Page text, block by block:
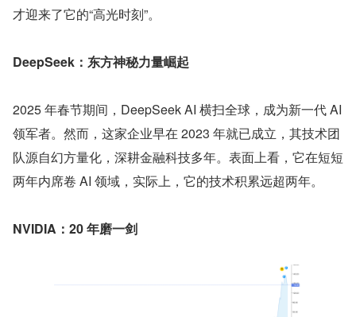
才迎来了它的“高光时刻”。
DeepSeek：东方神秘力量崛起
2025 年春节期间，DeepSeek AI 横扫全球，成为新一代 AI
领军者。然而，这家企业早在 2023 年就已成立，其技术团
队源自幻方量化，深耕金融科技多年。表面上看，它在短短
两年内席卷 AI 领域，实际上，它的技术积累远超两年。
NVIDIA：20 年磨一剑